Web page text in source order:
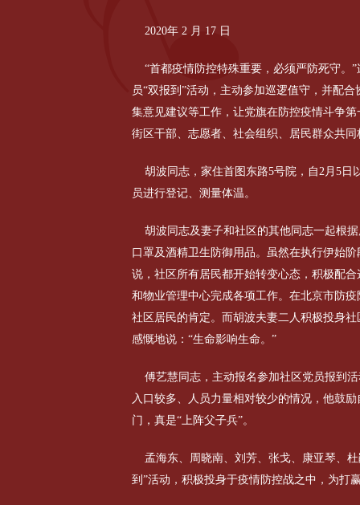
2020年 2 月 17 日
“首都疫情防控特殊重要，必须严防死守。
员“双报到”活动，主动参加巡逻值守，并配
集意见建议等工作，让党旗在防控疫情斗争
街区干部、志愿者、社会组织、居民群众共
胡波同志，家住首图东路5号院，自2月5日
员进行登记、测量体温。
胡波同志及妻子和社区的其他同志一起根
口罩及酒精卫生防御用品。虽然在执行伊始
说，社区所有居民都开始转变心态，积极配
和物业管理中心完成各项工作。在北京市防
社区居民的肯定。而胡波夫妻二人积极投身
感慨地说：“生命影响生命。”
傅艺慧同志，主动报名参加社区党员报到
入口较多、人员力量相对较少的情况，他鼓
门，真是“上阵父子兵”。
孟海东、周晓南、刘芳、张戈、康亚琴、
到”活动，积极投身于疫情防控战之中，为打